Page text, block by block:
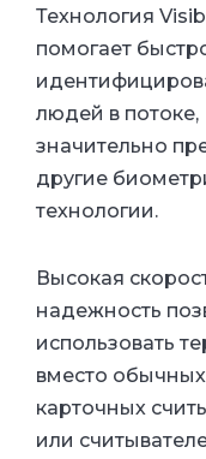
Технология
помогает
людей в потоке,
значительно
другие
технологии.
Высокая
надежность
использовать
вместо обычных
карточных
или